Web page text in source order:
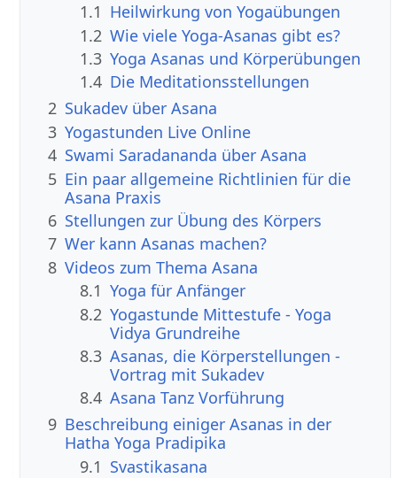
1.1 Heilwirkung von Yogaübungen
1.2 Wie viele Yoga-Asanas gibt es?
1.3 Yoga Asanas und Körperübungen
1.4 Die Meditationsstellungen
2 Sukadev über Asana
3 Yogastunden Live Online
4 Swami Saradananda über Asana
5 Ein paar allgemeine Richtlinien für die
Asana Praxis
6 Stellungen zur Übung des Körpers
7 Wer kann Asanas machen?
8 Videos zum Thema Asana
8.1 Yoga für Anfänger
8.2 Yogastunde Mittestufe - Yoga
Vidya Grundreihe
8.3 Asanas, die Körperstellungen -
Vortrag mit Sukadev
8.4 Asana Tanz Vorführung
9 Beschreibung einiger Asanas in der
Hatha Yoga Pradipika
9.1 Svastikasana